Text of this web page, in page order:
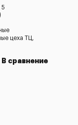
5
цеха ТЦ,
В сравнение